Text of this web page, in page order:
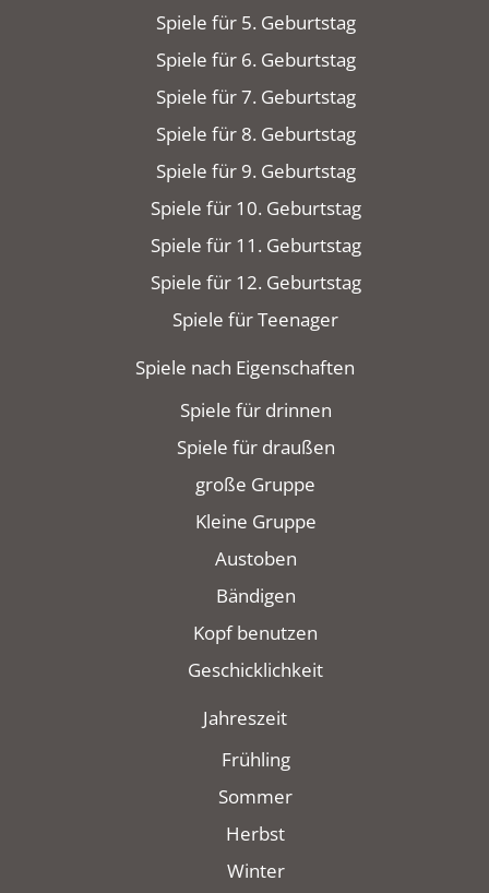
Spiele für 5. Geburtstag
Spiele für 6. Geburtstag
Spiele für 7. Geburtstag
Spiele für 8. Geburtstag
Spiele für 9. Geburtstag
Spiele für 10. Geburtstag
Spiele für 11. Geburtstag
Spiele für 12. Geburtstag
Spiele für Teenager
Spiele nach Eigenschaften
Spiele für drinnen
Spiele für draußen
große Gruppe
Kleine Gruppe
Austoben
Bändigen
Kopf benutzen
Geschicklichkeit
Jahreszeit
Frühling
Sommer
Herbst
Winter